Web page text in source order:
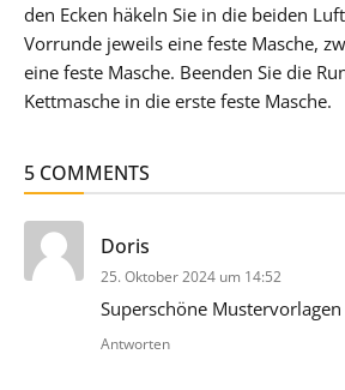
den Ecken häkeln Sie in die beiden
Vorrunde jeweils eine feste Masche,
eine feste Masche. Beenden Sie die
Kettmasche in die erste feste Masche.
5 COMMENTS
Doris
25. Oktober 2024 um 14:52
Superschöne
Antworten